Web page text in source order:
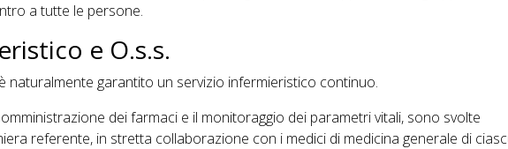
a tutte le persone.
e O.s.s.
naturalmente garantito un servizio infermieristico continuo.
dei farmaci e il monitoraggio dei parametri vitali, sono svolte
referente, in stretta collaborazione con i medici di medicina generale di